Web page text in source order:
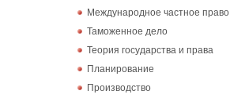
Международное частное право
Таможенное дело
Теория государства и права
Планирование
Производство